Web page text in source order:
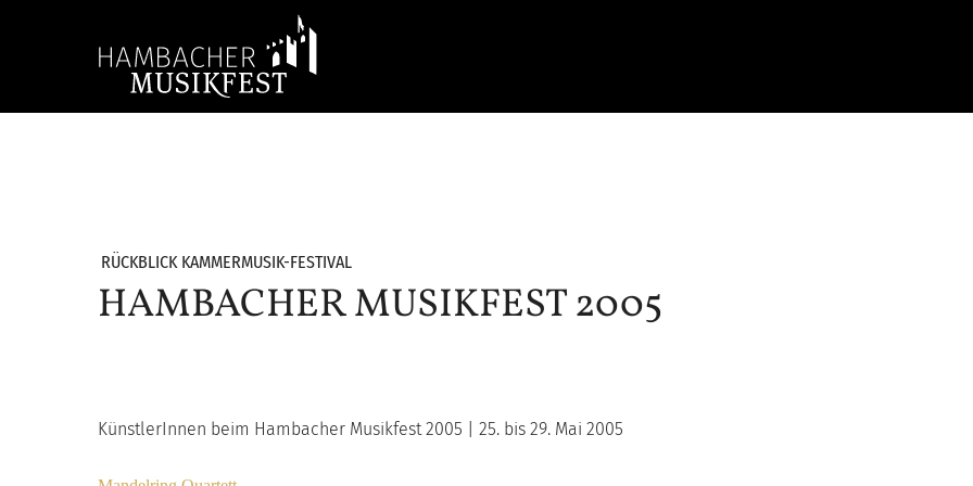
RÜCKBLICK KAMMERMUSIK-FESTIVAL
HAMBACHER MUSIKFEST 2005
KünstlerInnen beim Hambacher Musikfest 2005 | 25. bis 29. Mai 2005